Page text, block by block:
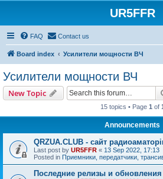
UR5FFR
FAQ Contact us
Board index Усилители мощности ВЧ
Усилители мощности ВЧ
New Topic
15 topics • Page 1 of
Announcements
QRZUA.CLUB - сайт
Last post by UR5FFR « 13 Sep 2022, 17:13
Posted in Приемники, передатчики,
Последние релизы и обновления